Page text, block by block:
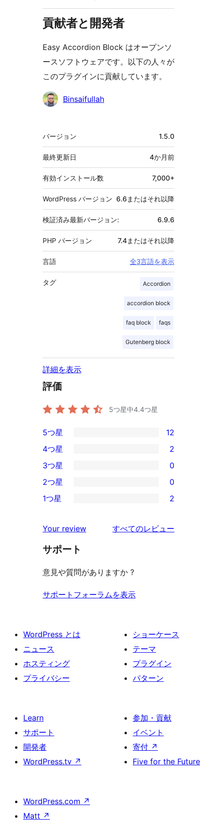
貢献者と開発者
Easy Accordion Block はオープンソ
ースソフトウェアです。以下の人々が
このプラグインに貢献しています。
貢
Binsaifullah
メ
タ
バージョン 1.5.0
最終更新日 4か月前
有効インストール数 7,000+
WordPress バージョン 6.6またはそれ以降
検証済み最新バージョン: 6.9.6
PHP バージョン 7.4またはそれ以降
言語 全3言語を表示
タグ Accordion
accordion block
faq block faqs
Gutenberg block
詳細を表示
評価
5つ星中4.4つ星
12
5-
星
レ
ビ
ー
5つ星 12
4-
星
レ
ュ
ー
4つ星 2
0
3-
星
ビ
ュ
3つ星 0
2-
レ
ビ
ー
2つ星 0
星
レ
ュ
ー
1つ星 2
Your review すべてのレビュー
サポート
意見や質問がありますか ?
サポートフォーラムを表示
WordPress とは
ニュース
ホスティング
プライバシー
ショーケース
テーマ
プラグイン
パターン
Learn
サポート
開発者
WordPress.tv ↗
参加・貢献
イベント
寄付 ↗
Five for the Future
WordPress.com ↗
Matt ↗